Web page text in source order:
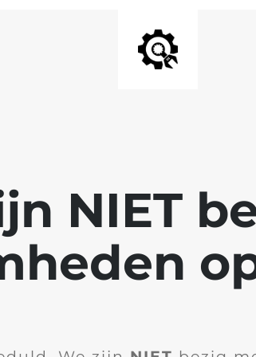
NIET